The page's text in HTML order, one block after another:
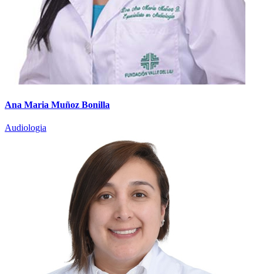
Ana Maria Muñoz Bonilla
Audiologia